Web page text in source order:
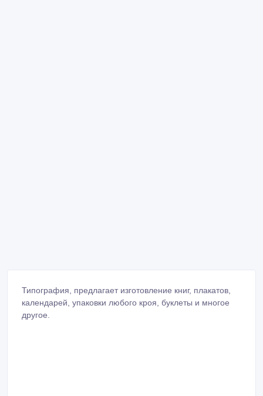
Типография, предлагает изготовление книг, плакатов,
календарей, упаковки любого кроя, буклеты и многое
другое.